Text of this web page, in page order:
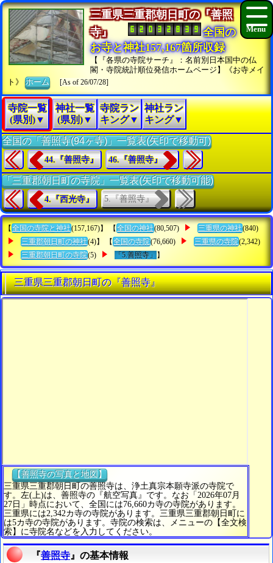
三重県三重郡朝日町の『善照
寺』
全国の
お寺と神社157,167箇所収録
【『各県の寺院サーチ』：名前別日本国中の仏
閣・寺院統計順位発信ホームページ】《お寺メイ
ト》ホーム [As of 26/07/28]
寺院一覧
(県別)▼
神社一覧
(県別)▼
寺院ラン
キング▼
神社ラン
キング▼
全国の「善照寺(94ヶ寺)」一覧表(矢印で移動可)
44.『善照寺』 46.『善照寺』
「三重郡朝日町の寺院」一覧表(矢印で移動可能)
4.『西光寺』 5.『善照寺』
【 全国の寺院と神社(157,167)】 【 全国の神社(80,507) 三重県の神社(840)
三重郡朝日町の神社(4)】 【 全国の寺院(76,660) 三重県の寺院(2,342)
三重郡朝日町の寺院(5) 「5.善照寺」 】
三重県三重郡朝日町の『善照寺』
【善照寺の写真と地図】
三重県三重郡朝日町の善照寺は、浄土真宗本願寺派の寺院で
す。左(上)は、善照寺の『航空写真』です。なお「2026年07月
27日」時点において、全国には76,660カ寺の寺院があります。
三重県には2,342カ寺の寺院があります。三重県三重郡朝日町に
は5カ寺の寺院があります。寺院の検索は、メニューの【全文検
索】に寺院名などを入力してください。
『善照寺 』の基本情報